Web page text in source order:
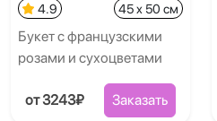
4.9 45 x 50 см
Букет с французскими
розами и сухоцветами
от 3243₽ Заказать